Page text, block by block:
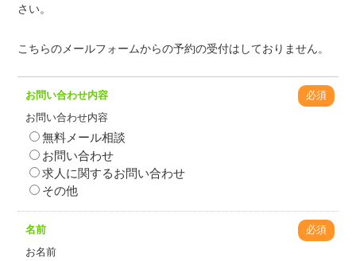
さい。
こちらのメールフォームからの予約の受付はしておりません。
お問い合わせ内容
必須
お問い合わせ内容
無料メール相談
お問い合わせ
求人に関するお問い合わせ
その他
名前
必須
お名前